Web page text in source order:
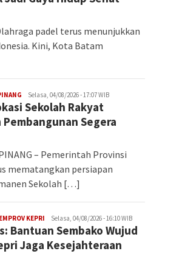
padel terus menunjukkan
Kini, Kota Batam
INDAH
Selasa, 04/08/2026 - 17:07 WIB
Sekolah Rakyat
Segera
– Pemerintah Provinsi
mematangkan persiapan
Sekolah […]
KEPRI Iman
Selasa, 04/08/2026 - 16:10 WIB
Bantuan Sembako Wujud
Jaga Kesejahteraan